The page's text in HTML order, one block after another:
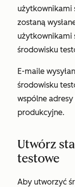
użytkownikami
zostaną
użytkownikami
środowisku
E-maile
środowisku
wspólne
produkcyjne.
Utwórz
testowe
Aby utworzyć